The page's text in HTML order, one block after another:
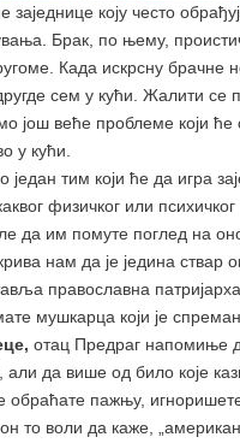
коју често
Брак, по њему,
Када искрсну
сем у кући. Жалити
још веће проблеме који
у кући.
тим који ће да игра
физичког или
да им помуте поглед на оно
нам да је једина ствар
православна
мушкарца који је
отац Предраг напомиње
да више од било које
обраћате пажњу,
то воли да каже,